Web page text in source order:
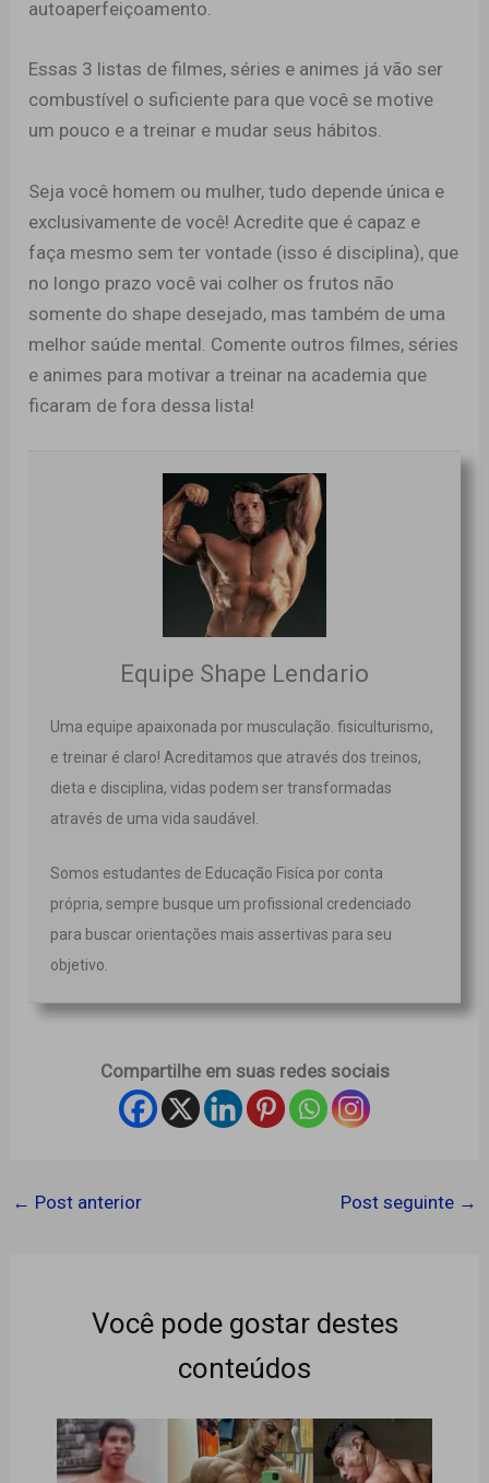
autoaperfeiçoamento.
Essas 3 listas de filmes, séries e animes já vão ser
combustível o suficiente para que você se motive
um pouco e a treinar e mudar seus hábitos.
Seja você homem ou mulher, tudo depende única e
exclusivamente de você! Acredite que é capaz e
faça mesmo sem ter vontade (isso é disciplina), que
no longo prazo você vai colher os frutos não
somente do shape desejado, mas também de uma
melhor saúde mental. Comente outros filmes, séries
e animes para motivar a treinar na academia que
ficaram de fora dessa lista!
Equipe Shape Lendario
Uma equipe apaixonada por musculação. fisiculturismo,
e treinar é claro! Acreditamos que através dos treinos,
dieta e disciplina, vidas podem ser transformadas
através de uma vida saudável.
Somos estudantes de Educação Fisíca por conta
própria, sempre busque um profissional credenciado
para buscar orientações mais assertivas para seu
objetivo.
Compartilhe em suas redes sociais
← Post anterior Post seguinte →
Você pode gostar destes
conteúdos